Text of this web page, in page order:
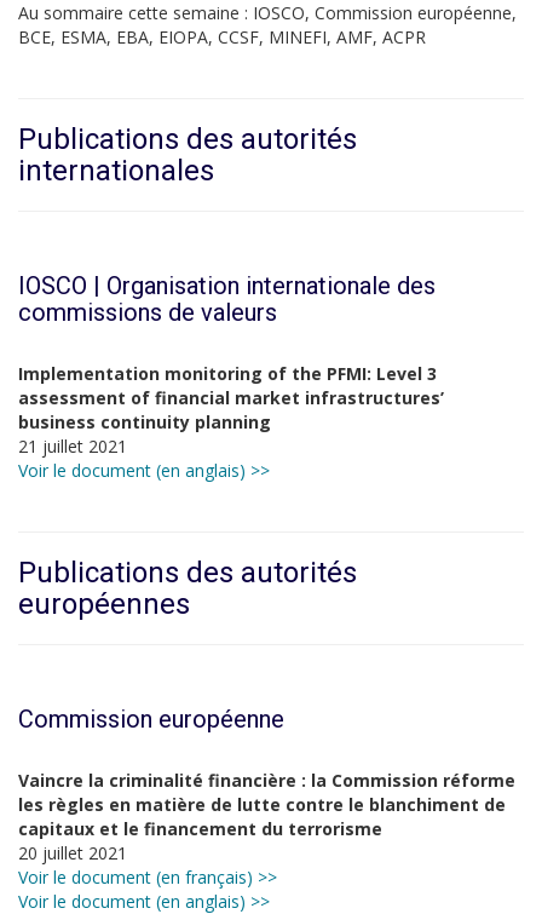
Au sommaire cette semaine : IOSCO, Commission européenne,
BCE, ESMA, EBA, EIOPA, CCSF, MINEFI, AMF, ACPR
Publications des autorités
internationales
IOSCO | Organisation internationale des
commissions de valeurs
Implementation monitoring of the PFMI: Level 3
assessment of financial market infrastructures’
business continuity planning
21 juillet 2021
Voir le document (en anglais) >>
Publications des autorités
européennes
Commission européenne
Vaincre la criminalité financière : la Commission réforme
les règles en matière de lutte contre le blanchiment de
capitaux et le financement du terrorisme
20 juillet 2021
Voir le document (en français) >>
Voir le document (en anglais) >>